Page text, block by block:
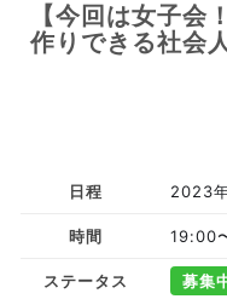
【今回は女子会
作りできる社会
日程 2023
時間 19:00
ステータス 募集